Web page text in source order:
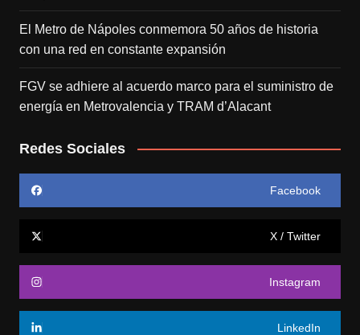
El Metro de Nápoles conmemora 50 años de historia
con una red en constante expansión
FGV se adhiere al acuerdo marco para el suministro de
energía en Metrovalencia y TRAM d’Alacant
Redes Sociales
Facebook
X / Twitter
Instagram
LinkedIn